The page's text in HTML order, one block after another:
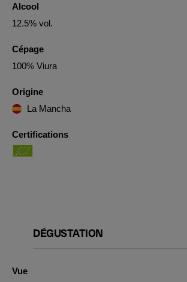
Alcool
12.5% vol.
Cépage
100% Viura
Origine
La Mancha
Certifications
DÉGUSTATION
Vue